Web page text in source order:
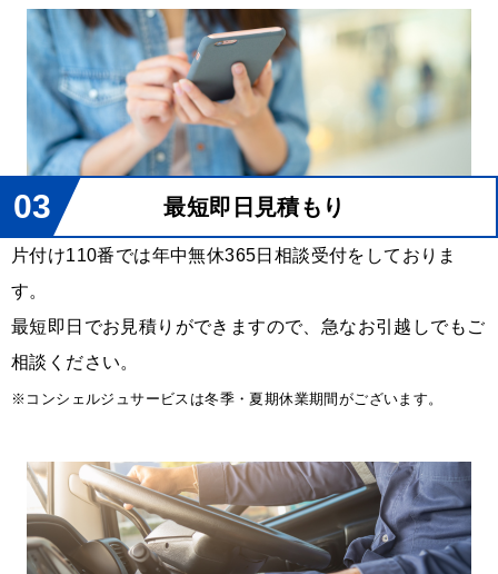
03 最短即日見積もり
片付け110番では年中無休365日相談受付をしておりま
す。
最短即日でお見積りができますので、急なお引越しでもご
相談ください。
※コンシェルジュサービスは冬季・夏期休業期間がございます。